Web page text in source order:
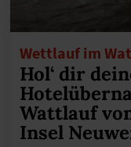
Wettlauf im
Hol‘ dir
Wattlauf
Insel